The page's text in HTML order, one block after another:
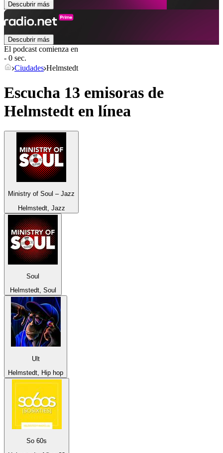
Descubrir más
Descubrir más
El podcast comienza en
- 0 sec.
Ciudades Helmstedt
Escucha 13 emisoras de
Helmstedt en línea
Ministry of Soul – Jazz
Helmstedt, Jazz
Soul
Helmstedt, Soul
Ult
Helmstedt, Hip hop
So 60s